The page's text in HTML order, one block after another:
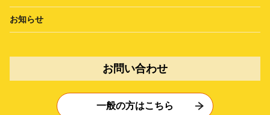
お知らせ
お問い合わせ
一般の方はこちら